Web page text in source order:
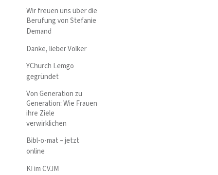
Wir freuen uns über die
Berufung von Stefanie
Demand
Danke, lieber Volker
YChurch Lemgo
gegründet
Von Generation zu
Generation: Wie Frauen
ihre Ziele
verwirklichen
Bibl-o-mat – jetzt
online
KI im CVJM